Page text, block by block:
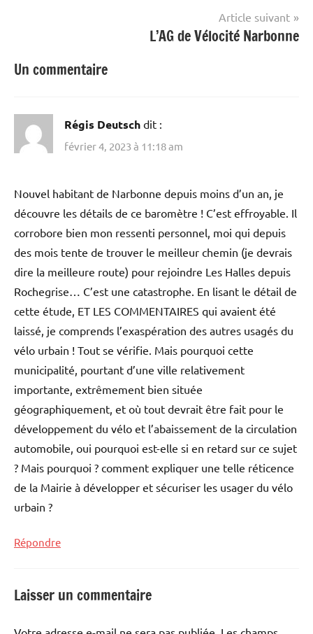
Article suivant
L’AG de Vélocité Narbonne
Un commentaire
Régis Deutsch dit :
février 4, 2023 à 11:18 am
Nouvel habitant de Narbonne depuis moins d’un an, je
découvre les détails de ce baromètre ! C’est effroyable. Il
corrobore bien mon ressenti personnel, moi qui depuis
des mois tente de trouver le meilleur chemin (je devrais
dire la meilleure route) pour rejoindre Les Halles depuis
Rochegrise… C’est une catastrophe. En lisant le détail de
cette étude, ET LES COMMENTAIRES qui avaient été
laissé, je comprends l’exaspération des autres usagés du
vélo urbain ! Tout se vérifie. Mais pourquoi cette
municipalité, pourtant d’une ville relativement
importante, extrêmement bien située
géographiquement, et où tout devrait être fait pour le
développement du vélo et l’abaissement de la circulation
automobile, oui pourquoi est-elle si en retard sur ce sujet
? Mais pourquoi ? comment expliquer une telle réticence
de la Mairie à développer et sécuriser les usager du vélo
urbain ?
Répondre
Laisser un commentaire